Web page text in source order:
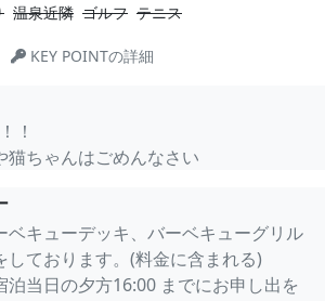
温泉近隣 ゴルフ テニス
KEY POINTの詳細
！
猫ちゃんはごめんなさい
ベキューデッキ、バーベキューグリル
しております。(料金に含まれる)
泊当日の夕方16:00 までにお申し出を